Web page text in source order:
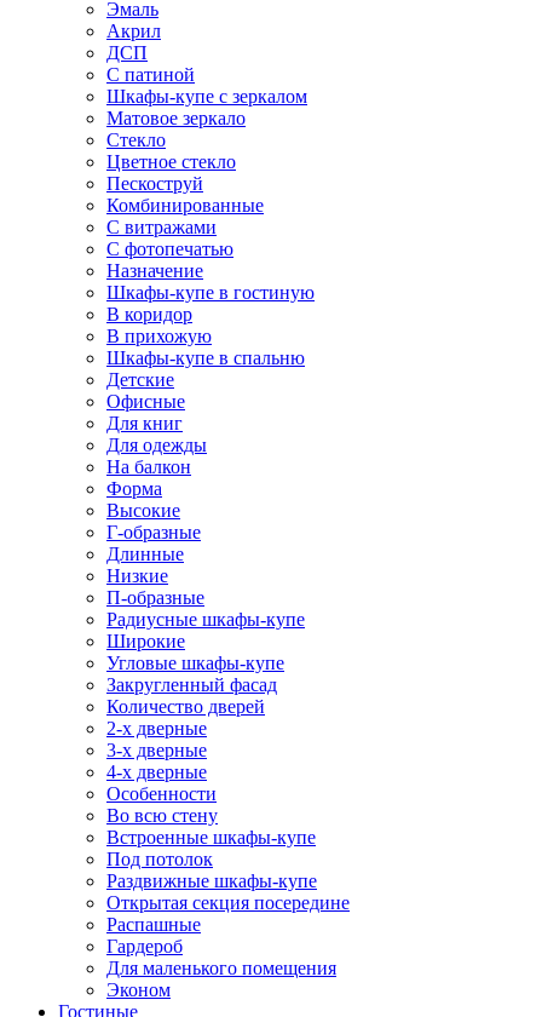
Эмаль
Акрил
ДСП
С патиной
Шкафы-купе с зеркалом
Матовое зеркало
Стекло
Цветное стекло
Пескоструй
Комбинированные
С витражами
С фотопечатью
Назначение
Шкафы-купе в гостиную
В коридор
В прихожую
Шкафы-купе в спальню
Детские
Офисные
Для книг
Для одежды
На балкон
Форма
Высокие
Г-образные
Длинные
Низкие
П-образные
Радиусные шкафы-купе
Широкие
Угловые шкафы-купе
Закругленный фасад
Количество дверей
2-х дверные
3-х дверные
4-х дверные
Особенности
Во всю стену
Встроенные шкафы-купе
Под потолок
Раздвижные шкафы-купе
Открытая секция посередине
Распашные
Гардероб
Для маленького помещения
Эконом
Гостиные